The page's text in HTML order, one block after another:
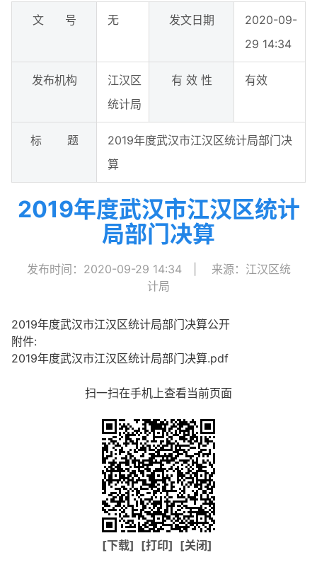
文 号 无 发文日期
2020-09-
29 14:34
发布机构
江汉区
统计局
有 效 性 有效
标 题
2019年度武汉市江汉区统计局部门决
算
2019年度武汉市江汉区统计
局部门决算
发布时间：2020-09-29 14:34
来源：江汉区统
计局
2019年度武汉市江汉区统计局部门决算公开
附件:
2019年度武汉市江汉区统计局部门决算.pdf
扫一扫在手机上查看当前页面
[下载] [打印] [关闭]